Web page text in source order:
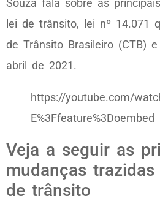
Souza fala sobre as
lei de trânsito, lei nº 14.071
de Trânsito Brasileiro (CTB)
abril de 2021.
https://youtube.com/
E%3Ffeature%3Doembed
Veja a seguir as
mudanças
de trânsito